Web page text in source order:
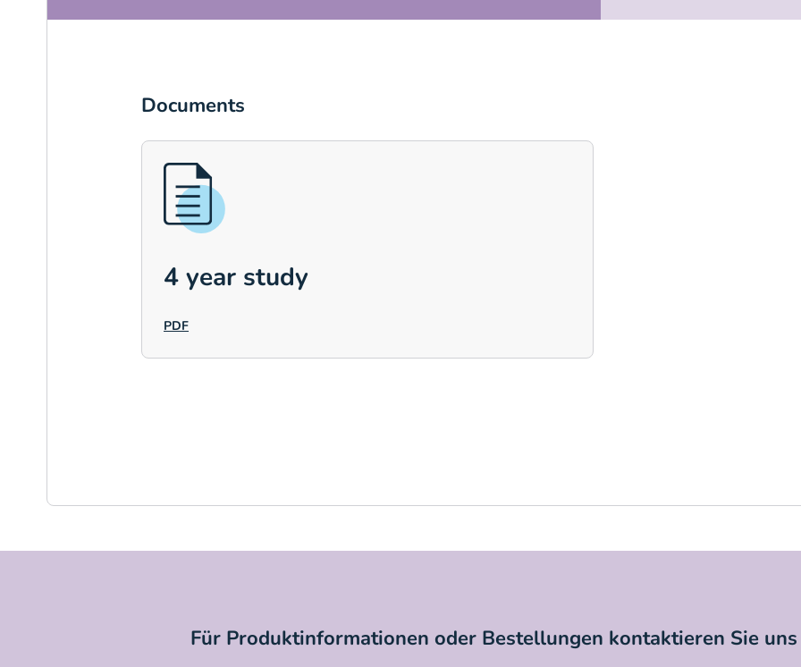
Documents
4 year study
PDF
Für Produktinformationen oder Bestellungen kontaktieren Sie